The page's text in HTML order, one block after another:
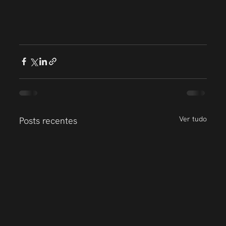
Posts recentes Ver tudo